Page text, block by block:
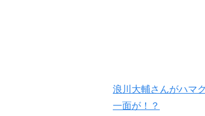
浪川大輔さんがハマ
一面が！？